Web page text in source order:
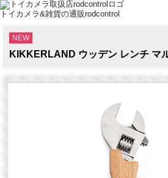
トイカメラ&雑貨の通販rodcontrol
NEW
KIKKERLAND ウッデン レンチ マ